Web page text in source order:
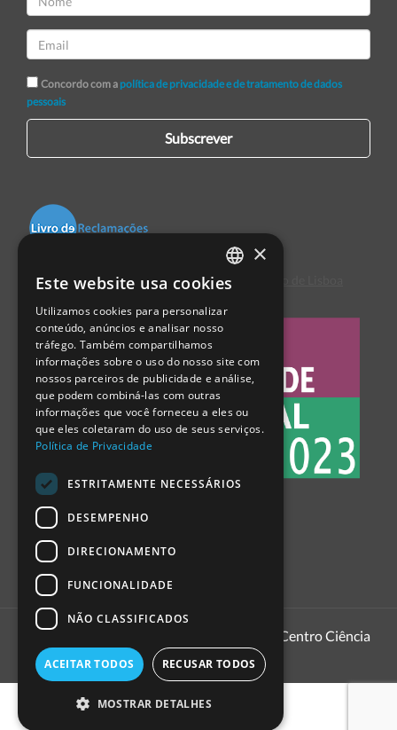
Concordo com a política de privacidade e de tratamento de dados
pessoais
Subscrever
Centro de Arbitragem de Conflitos de Consumo de Lisboa
1999 - 2026
Pavilhão do Conhecimento | Centro Ciência
PORTUGUESE
ENGLISH
SPANISH
×
Este website usa cookies
Utilizamos cookies para personalizar
conteúdo, anúncios e analisar nosso
tráfego. Também compartilhamos
informações sobre o uso do nosso site com
nossos parceiros de publicidade e análise,
que podem combiná-las com outras
informações que você forneceu a eles ou
que eles coletaram do uso de seus serviços.
Política de Privacidade
ESTRITAMENTE NECESSÁRIOS
DESEMPENHO
DIRECIONAMENTO
FUNCIONALIDADE
NÃO CLASSIFICADOS
ACEITAR TODOS RECUSAR TODOS
MOSTRAR DETALHES